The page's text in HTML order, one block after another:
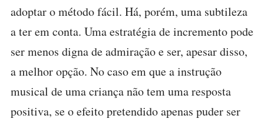
adoptar o método fácil. Há, porém, uma subtileza
a ter em conta. Uma estratégia de incremento pode
ser menos digna de admiração e ser, apesar disso,
a melhor opção. No caso em que a instrução
musical de uma criança não tem uma resposta
positiva, se o efeito pretendido apenas puder ser